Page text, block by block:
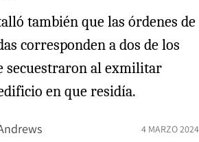
también que las órdenes de
corresponden a dos de los
secuestraron al exmilitar
en que residía.
4 MARZO 2024